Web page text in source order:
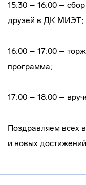
15:30 – 16:00 –
друзей в ДК МИЭТ;
16:00 – 17:00 –
программа;
17:00 – 18:00 –
Поздравляем всех
и новых